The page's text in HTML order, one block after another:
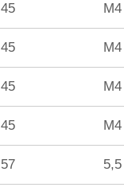
45 М4
45 М4
45 М4
45 М4
57 5,5